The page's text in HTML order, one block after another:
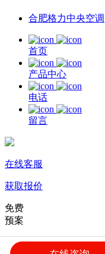
合肥格力中央空调
首页
产品中心
电话
留言
在线客服
获取报价
免费
预案
免费上门